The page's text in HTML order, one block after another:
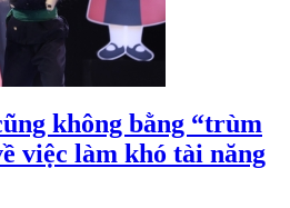
không bằng “trùm
việc làm khó tài năng